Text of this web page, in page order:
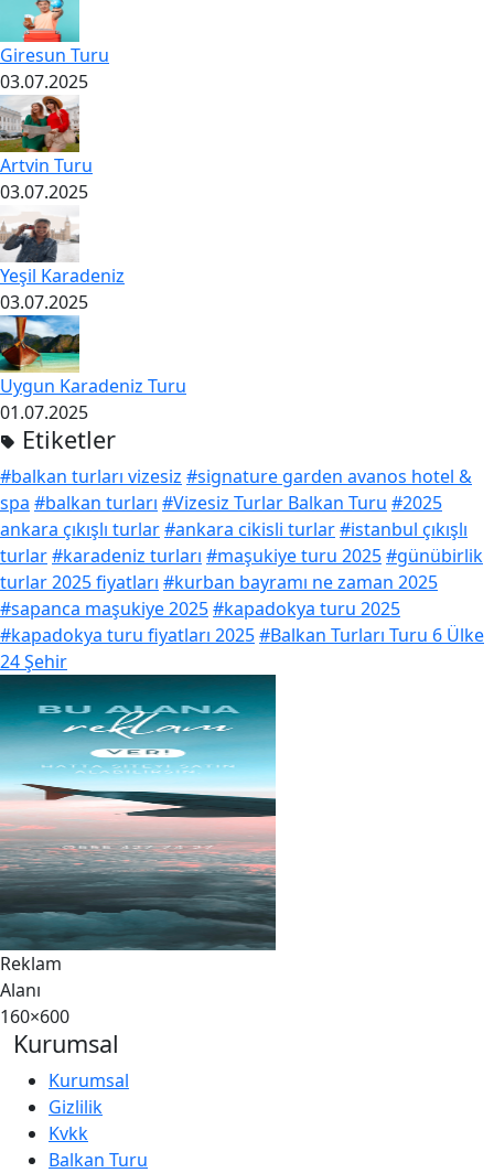
Giresun Turu
03.07.2025
Artvin Turu
03.07.2025
Yeşil Karadeniz
03.07.2025
Uygun Karadeniz Turu
01.07.2025
Etiketler
#balkan turları vizesiz #signature garden avanos hotel &
spa #balkan turları #Vizesiz Turlar Balkan Turu #2025
ankara çıkışlı turlar#ankara cikisli turlar#istanbul çıkışlı
turlar#karadeniz turları #maşukiye turu 2025#günübirlik
turlar 2025 fiyatları #kurban bayramı ne zaman 2025
#sapanca maşukiye 2025#kapadokya turu 2025
#kapadokya turu fiyatları 2025#Balkan Turları Turu 6 Ülke
24 Şehir
Reklam
Alanı
160×600
Kurumsal
Kurumsal
Gizlilik
Kvkk
Balkan Turu